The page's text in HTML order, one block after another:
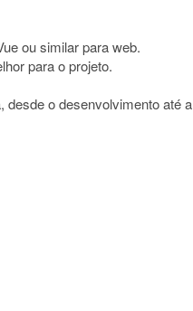
ou similar para web.
para o projeto.
desde o desenvolvimento até a